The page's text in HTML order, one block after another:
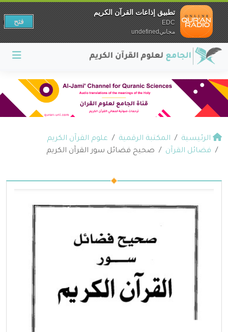
الرئيسية المكتبة الرقمية
علوم القرآن الكريم
فضائل القرآن
صحيح فضائل سور القرآن الكريم
تطبيق إذاعات القرآن الكريم
EDC
مجانيundefined
فتح